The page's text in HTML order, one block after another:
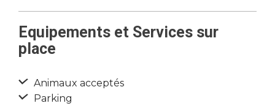
Equipements et Services sur
place
Animaux acceptés
Parking